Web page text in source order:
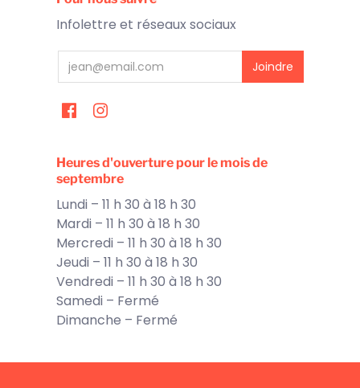
Infolettre et réseaux sociaux
Heures d'ouverture pour le mois de
septembre
Lundi – 11 h 30 à 18 h 30
Mardi – 11 h 30 à 18 h 30
Mercredi – 11 h 30 à 18 h 30
Jeudi – 11 h 30 à 18 h 30
Vendredi – 11 h 30 à 18 h 30
Samedi – Fermé
Dimanche – Fermé